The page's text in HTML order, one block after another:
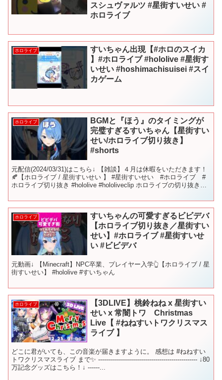
スシュヴァルツ #星街すいせい #
ホロライブ
ホロライブ
すいちゃん出現【#ホロのスイカ
】#ホロライブ #hololive #星街す
いせい #hoshimachisuisei #スイ
カゲーム
ホロライブ
BGMと『ほう』のタイミングが
完璧すぎるすいちゃん【星街すい
せい/ホロライブ切り抜き】
#shorts
元配信(2024/03/31)はこちら↓ 【雑談】４月は休暇をいただきます！
🍂【ホロライブ / 星街すいせい 】 #星街すいせい #ホロライブ #
ホロライブ切り抜き #hololive #hololiveclip ホロライブの切り抜き動
ホロライブ
すいちゃんの可愛すぎるビビデバ
【ホロライブ切り抜き／星街すい
せい】#ホロライブ #星街すいせ
い #ビビデバ
元動画↓ 【Minecraft】NPC卒業、プレイヤー入学👆【ホロライブ / 星
街すいせい】 #hololive #すいちゃん
ホロライブ
【3DLIVE】桃鈴ねね x 星街すい
せい x 常闇トワ Christmas
Live【 #ねねすいトワクリスマス
ライブ 】
どこに君がいても、この音楽が届きますように。 感想は #ねねすい
トワクリスマスライブ まで✨ -------------------------------------------------- ↓80
万記念グッズはこちら！↓ ------...